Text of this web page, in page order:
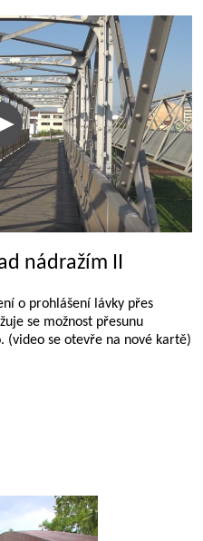
nádražím II
o prohlášení lávky přes
se možnost přesunu
(video se otevře na nové kartě)